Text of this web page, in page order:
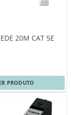
20M CAT 5E
PRODUTO